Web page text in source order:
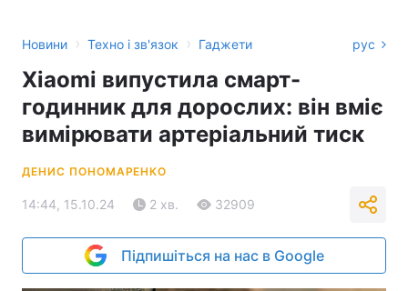
Новини › Техно і зв'язок › Гаджети рус
Xiaomi випустила смарт-
годинник для дорослих: він вміє
вимірювати артеріальний тиск
ДЕНИС ПОНОМАРЕНКО
14:44, 15.10.24 2 хв. 32909
Підпишіться на нас в Google